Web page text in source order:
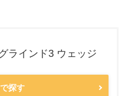
ラインド3 ウェッジ
探す